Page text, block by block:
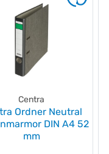
Centra
Ordner Neutral
DIN A4 52
mm